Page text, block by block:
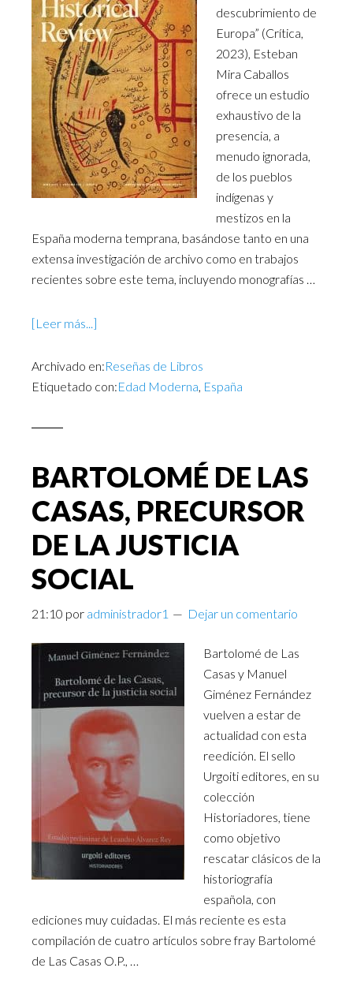
descubrimiento de
Europa” (Crítica,
2023), Esteban
Mira Caballos
ofrece un estudio
exhaustivo de la
presencia, a
menudo ignorada,
de los pueblos
indígenas y
mestizos en la
España moderna temprana, basándose tanto en una
extensa investigación de archivo como en trabajos
recientes sobre este tema, incluyendo monografías …
[Leer más...]
Archivado en:Reseñas de Libros
Etiquetado con:Edad Moderna, España
BARTOLOMÉ DE LAS
CASAS, PRECURSOR
DE LA JUSTICIA
SOCIAL
21:10 por administrador1 Dejar un comentario
Bartolomé de Las
Casas y Manuel
Giménez Fernández
vuelven a estar de
actualidad con esta
reedición. El sello
Urgoiti editores, en su
colección
Historiadores, tiene
como objetivo
rescatar clásicos de la
historiografía
española, con
ediciones muy cuidadas. El más reciente es esta
compilación de cuatro artículos sobre fray Bartolomé
de Las Casas O.P., …